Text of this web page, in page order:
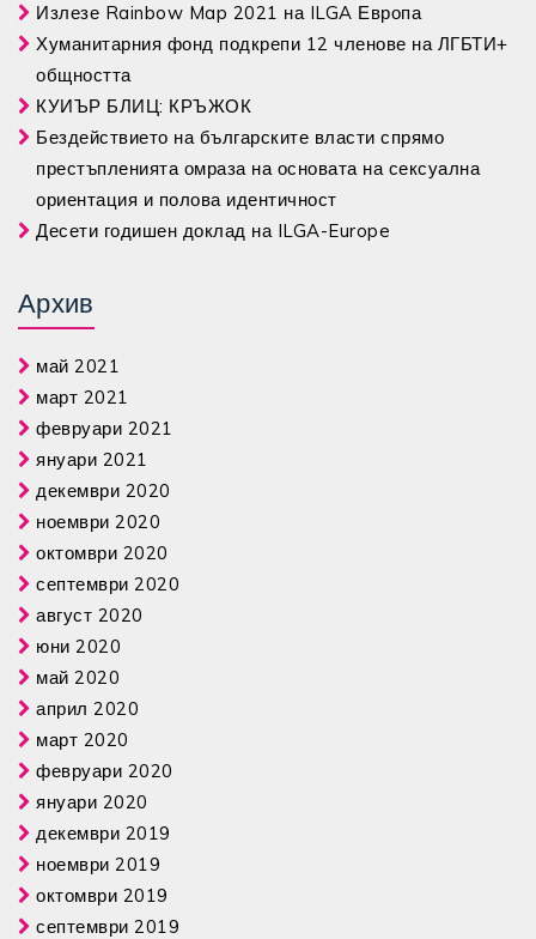
Излезе Rainbow Map 2021 на ILGA Европа
Хуманитарния фонд подкрепи 12 членове на ЛГБТИ+
общността
КУИЪР БЛИЦ: КРЪЖОК
Бездействието на българските власти спрямо
престъпленията омраза на основата на сексуална
ориентация и полова идентичност
Десети годишен доклад на ILGA-Europe
Архив
май 2021
март 2021
февруари 2021
януари 2021
декември 2020
ноември 2020
октомври 2020
септември 2020
август 2020
юни 2020
май 2020
април 2020
март 2020
февруари 2020
януари 2020
декември 2019
ноември 2019
октомври 2019
септември 2019